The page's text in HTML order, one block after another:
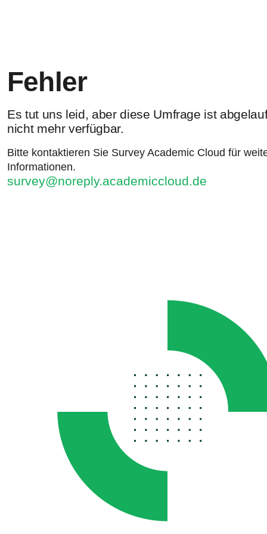
Fehler
Es tut uns leid, aber diese Umfrage ist
nicht mehr verfügbar.
Bitte kontaktieren Sie Survey Academic Cloud für
Informationen.
survey@noreply.academiccloud.de